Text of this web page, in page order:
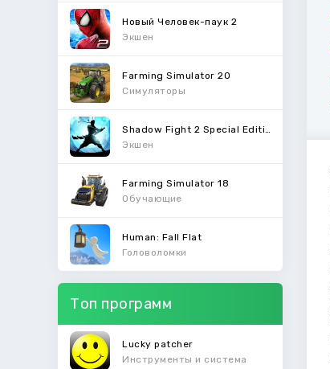
Новый Человек-паук 2
Экшен
Farming Simulator 20
Симуляторы
Экшен
Farming Simulator 18
Обучающие
Human: Fall Flat
Головоломки
Топ программ
Lucky patcher
Инструменты и система